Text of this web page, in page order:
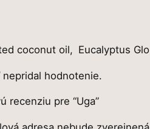
coconut oil, Eucalyptus
hodnotenie.
recenziu pre “Uga”